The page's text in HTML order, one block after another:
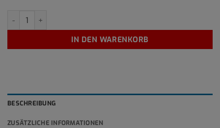
Notte Scuro 2,5 Liter Menge
IN DEN WARENKORB
BESCHREIBUNG
ZUSÄTZLICHE INFORMATIONEN